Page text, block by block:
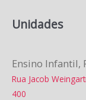
Unidades
Ensino Infantil,
Rua Jacob
400